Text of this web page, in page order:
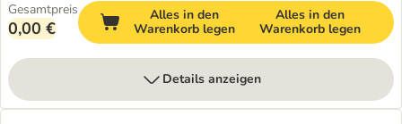
Gesamtpreis
0,00 €
Alles in den
Warenkorb legen
Alles in den
Warenkorb legen
Details anzeigen